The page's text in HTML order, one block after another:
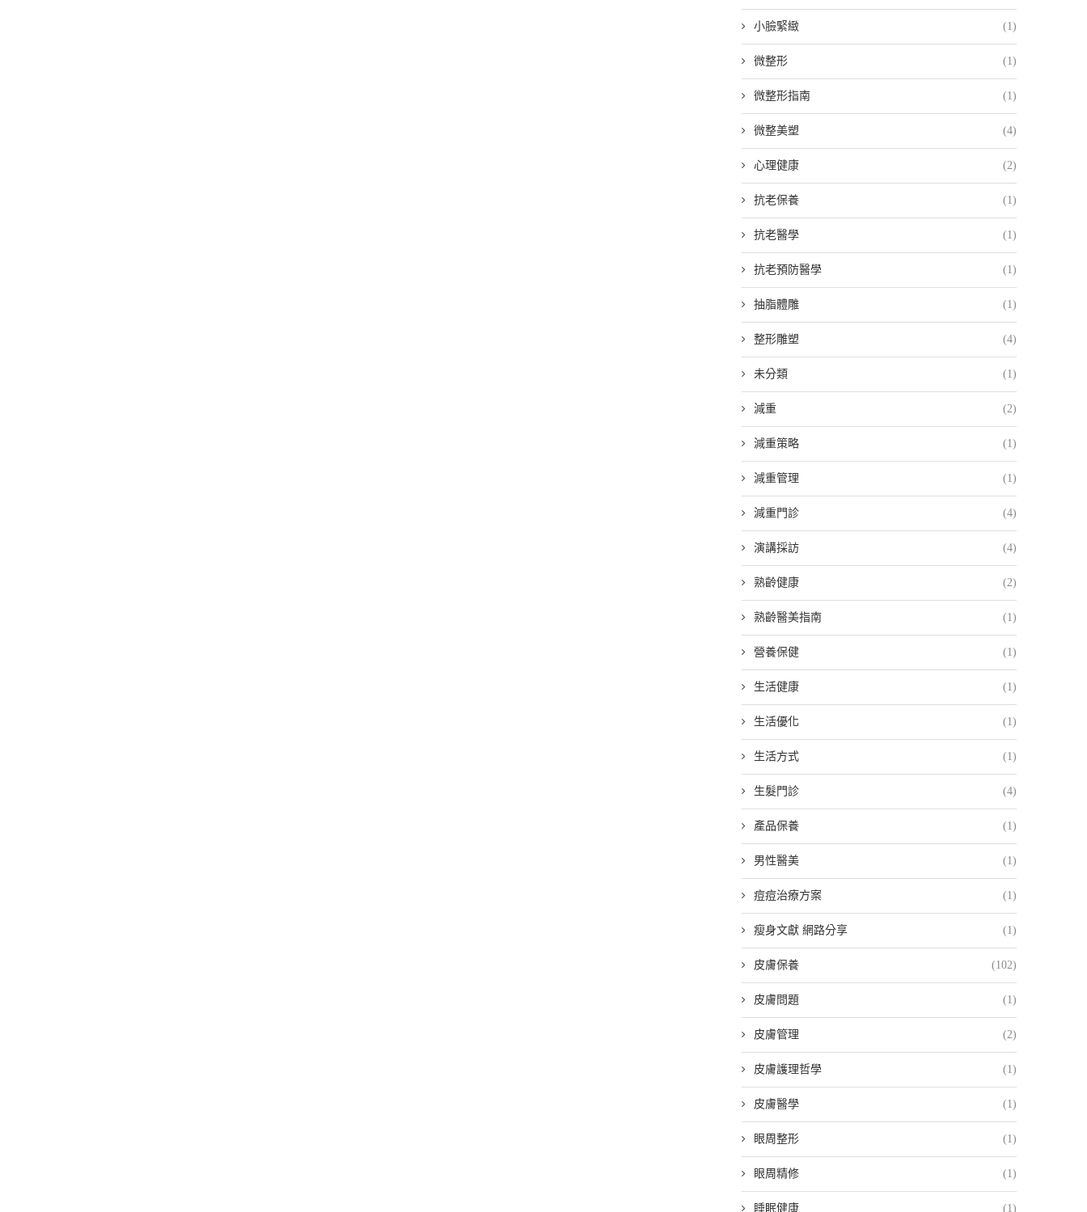
小臉緊緻 (1)
微整形 (1)
微整形指南 (1)
微整美塑 (4)
心理健康 (2)
抗老保養 (1)
抗老醫學 (1)
抗老預防醫學 (1)
抽脂體雕 (1)
整形雕塑 (4)
未分類 (1)
減重 (2)
減重策略 (1)
減重管理 (1)
減重門診 (4)
演講採訪 (4)
熟齡健康 (2)
熟齡醫美指南 (1)
營養保健 (1)
生活健康 (1)
生活優化 (1)
生活方式 (1)
生髮門診 (4)
產品保養 (1)
男性醫美 (1)
痘痘治療方案 (1)
瘦身文獻 網路分享 (1)
皮膚保養 (102)
皮膚問題 (1)
皮膚管理 (2)
皮膚護理哲學 (1)
皮膚醫學 (1)
眼周整形 (1)
眼周精修 (1)
睡眠健康 (1)